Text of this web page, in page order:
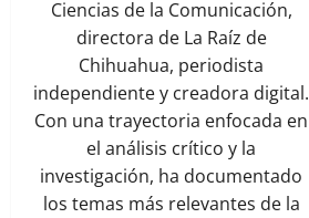
Ciencias de la Comunicación,
directora de La Raíz de
Chihuahua, periodista
independiente y creadora digital.
Con una trayectoria enfocada en
el análisis crítico y la
investigación, ha documentado
los temas más relevantes de la